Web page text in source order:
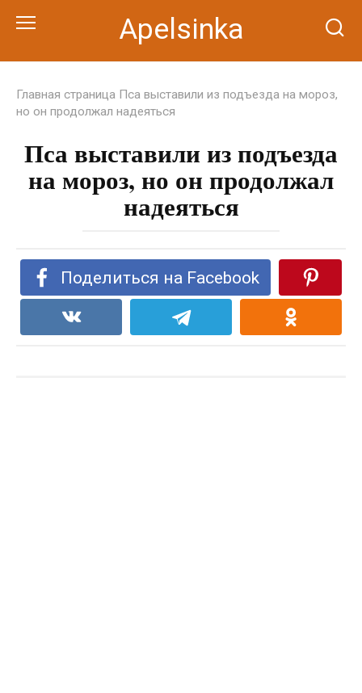
Apelsinka
Главная страница Пса выставили из подъезда на мороз,
но он продолжал надеяться
Пса выставили из подъезда
на мороз, но он продолжал
надеяться
Поделиться на Facebook